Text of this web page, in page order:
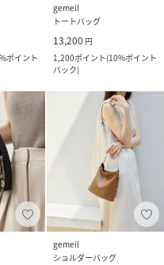
ポイント
gemeil
トートバッグ
13,200 円
1,200ポイント(10%ポイント
バック)
gemeil
ショルダーバッグ